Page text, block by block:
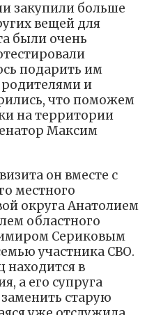
закупили больше
вещей для
были очень
подарить им
и
что поможем
на территории
Максим
он вместе с
местного
округа Анатолием
областного
Сериковым
участника СВО.
находится в
а его супруга
старую